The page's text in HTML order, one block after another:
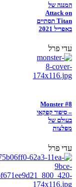
המנגה של
Attack on
Titan תסתיים
באפריל 2021
עדי פרל
Monster #8
– סיפור קפקאי
בעולם של
מפלצות
עדי פרל